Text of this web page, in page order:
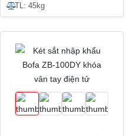
TL: 45kg